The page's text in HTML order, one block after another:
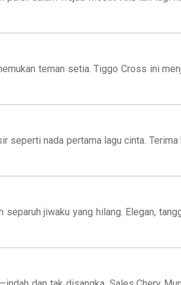
teman setia. Tiggo Cross ini
seperti nada pertama lagu cinta.
separuh jiwaku yang hilang. Elegan,